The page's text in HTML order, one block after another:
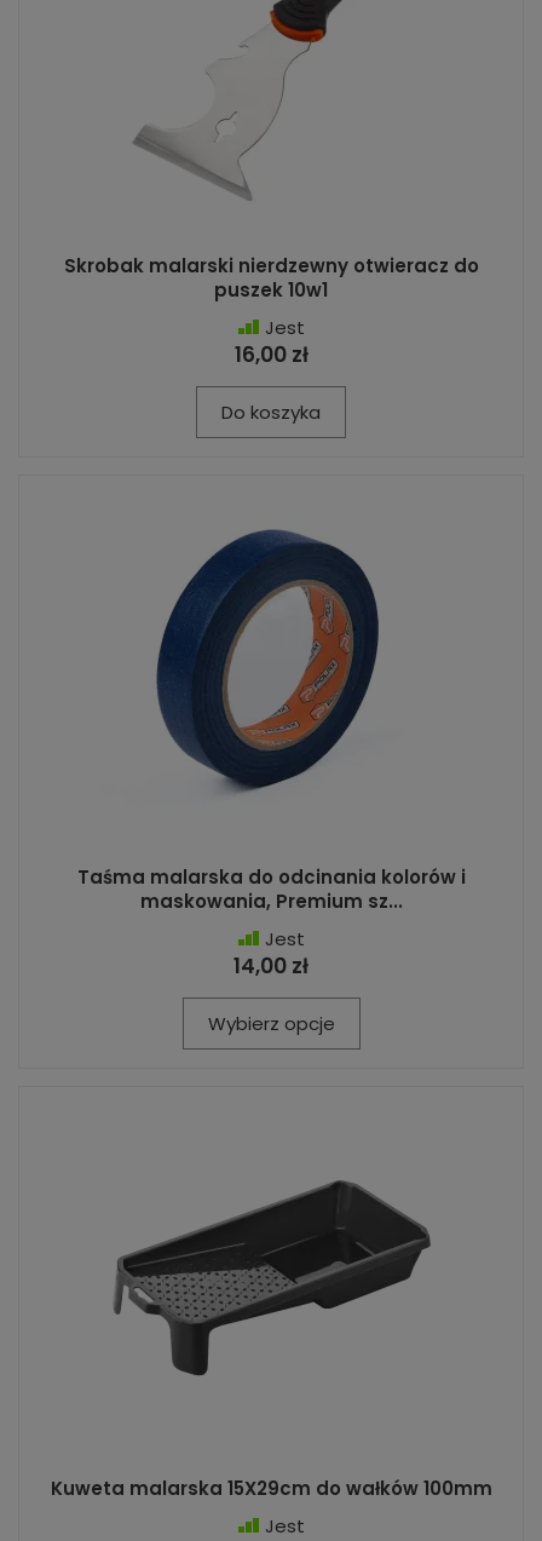
Skrobak malarski nierdzewny otwieracz do
puszek 10w1
Jest
16,00 zł
Do koszyka
Taśma malarska do odcinania kolorów i
maskowania, Premium sz...
Jest
14,00 zł
Wybierz opcje
Kuweta malarska 15X29cm do wałków 100mm
Jest